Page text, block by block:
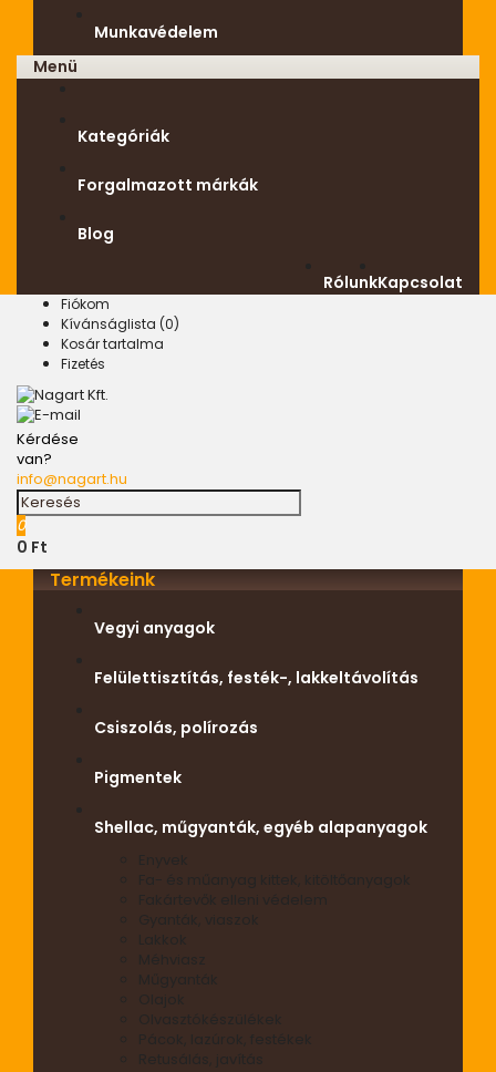
Munkavédelem
Menü
Kategóriák
Forgalmazott márkák
Blog
Kapcsolat
Rólunk
Fiókom
Kívánságlista (0)
Kosár tartalma
Fizetés
Kérdése
van?
info@nagart.hu
0
0 Ft
Termékeink
Vegyi anyagok
Felülettisztítás, festék-, lakkeltávolítás
Csiszolás, polírozás
Pigmentek
Shellac, műgyanták, egyéb alapanyagok
Enyvek
Fa- és műanyag kittek, kitöltőanyagok
Fakártevők elleni védelem
Gyanták, viaszok
Lakkok
Méhviasz
Műgyanták
Olajok
Olvasztókészülékek
Pácok, lazúrok, festékek
Retusálás, javítás